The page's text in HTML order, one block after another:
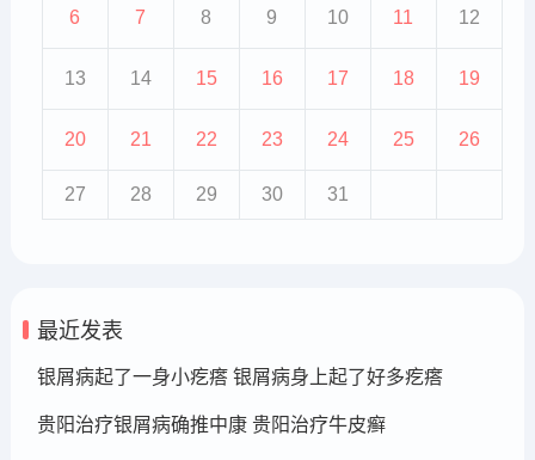
6 7 8 9 10 11 12
13 14 15 16 17 18 19
20 21 22 23 24 25 26
27 28 29 30 31
最近发表
银屑病起了一身小疙瘩 银屑病身上起了好多疙瘩
贵阳治疗银屑病确推中康 贵阳治疗牛皮癣